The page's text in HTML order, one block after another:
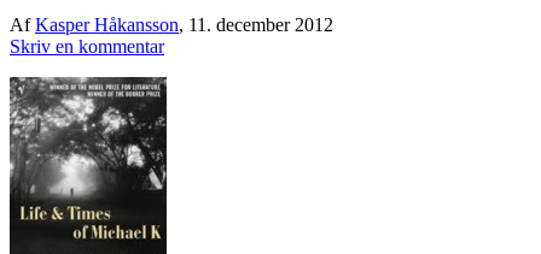
AfKasper Håkansson, 11. december 2012
Skriv en kommentar